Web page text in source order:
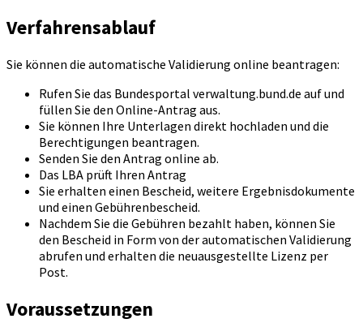
Verfahrensablauf
Sie können die automatische Validierung online beantragen:
Rufen Sie das Bundesportal verwaltung.bund.de auf und
füllen Sie den Online-Antrag aus.
Sie können Ihre Unterlagen direkt hochladen und die
Berechtigungen beantragen.
Senden Sie den Antrag online ab.
Das LBA prüft Ihren Antrag
Sie erhalten einen Bescheid, weitere Ergebnisdokumente
und einen Gebührenbescheid.
Nachdem Sie die Gebühren bezahlt haben, können Sie
den Bescheid in Form von der automatischen Validierung
abrufen und erhalten die neuausgestellte Lizenz per
Post.
Voraussetzungen